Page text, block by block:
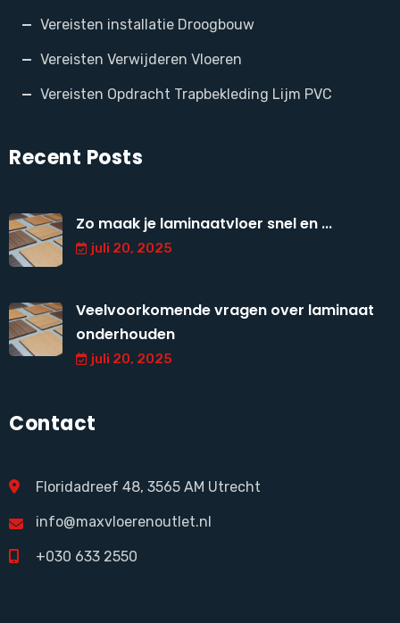
Vereisten installatie Droogbouw
Vereisten Verwijderen Vloeren
Vereisten Opdracht Trapbekleding Lijm PVC
Recent Posts
Zo maak je laminaatvloer snel en ...
juli 20, 2025
Veelvoorkomende vragen over laminaat
onderhouden
juli 20, 2025
Contact
Floridadreef 48, 3565 AM Utrecht
info@maxvloerenoutlet.nl
+030 633 2550